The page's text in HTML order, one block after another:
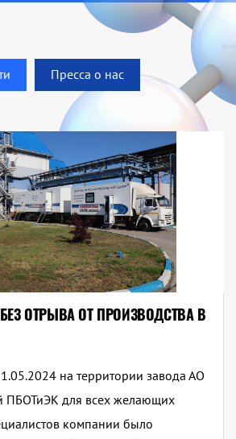
Пресса о нас
ОТРЫВА ОТ ПРОИЗВОДСТВА В
на территории завода АО
ПБОТиЭК для всех желающих
компании было